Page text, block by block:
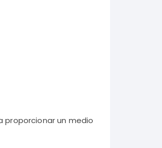
proporcionar un medio